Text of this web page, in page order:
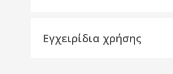
Εγχειρίδια χρήσης